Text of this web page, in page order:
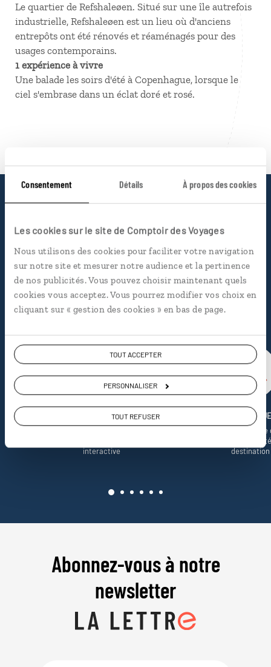
Consentement Détails À propos des cookies
Les cookies sur le site de Comptoir des Voyages
Nous utilisons des cookies pour faciliter votre navigation
sur notre site et mesurer notre audience et la pertinence
de nos publicités. Vous pouvez choisir maintenant quels
cookies vous acceptez. Vous pourrez modifier vos choix en
cliquant sur « gestion des cookies » en bas de page.
TOUT ACCEPTER
PERSONNALISER
TOUT REFUSER
Le quartier de Refshaleøen. Situé sur une île autrefois
industrielle, Refshaleøen est un lieu où d'anciens
entrepôts ont été rénovés et réaménagés pour des
usages contemporains.
1 expérience à vivre
Une balade les soirs d'été à Copenhague, lorsque le
ciel s'embrase dans un éclat doré et rosé.
Pourquoi voyager avec
nous
Soyons honnête, nous ne sommes pas les seuls
à proposer des voyages sur mesure,
mais nous
avons quelques atouts qui font
incontestablement la différence.
LUCIOLE
interactive
LE
La revue de
informe de
destination
Abonnez-vous à notre
newsletter